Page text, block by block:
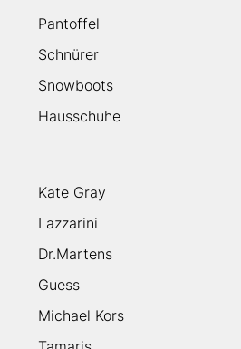
Pantoffel
Schnürer
Snowboots
Hausschuhe
Kate Gray
Lazzarini
Dr.Martens
Guess
Michael Kors